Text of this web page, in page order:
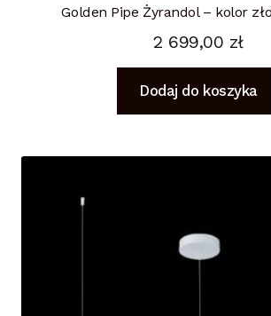
Golden Pipe Żyrandol – kolor
2 699,00 zł
Dodaj do koszyka